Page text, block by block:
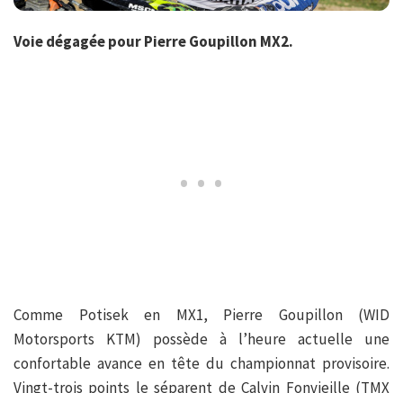
Voie dégagée pour Pierre Goupillon MX2.
Comme Potisek en MX1, Pierre Goupillon (WID
Motorsports KTM) possède à l’heure actuelle une
confortable avance en tête du championnat provisoire.
Vingt-trois points le séparent de Calvin Fonvieille (TMX